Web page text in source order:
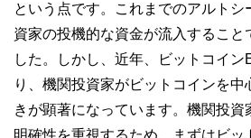
という点です。これまでのアルトシ
資家の投機的な資金が流入すること
した。しかし、近年、ビットコイン
り、機関投資家がビットコインを中
きが顕著になっています。機関投